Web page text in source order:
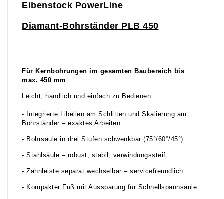
Eibenstock PowerLine
Diamant-Bohrständer PLB 450
Für Kernbohrungen im gesamten Baubereich bis
max. 450 mm
Leicht, handlich und einfach zu Bedienen...
- Integrierte Libellen am Schlitten und Skalierung am
Bohrständer – exaktes Arbeiten
- Bohrsäule in drei Stufen schwenkbar (75°/60°/45°)
- Stahlsäule – robust, stabil, verwindungssteif
- Zahnleiste separat wechselbar – servicefreundlich
- Kompakter Fuß mit Aussparung für Schnellspannsäule